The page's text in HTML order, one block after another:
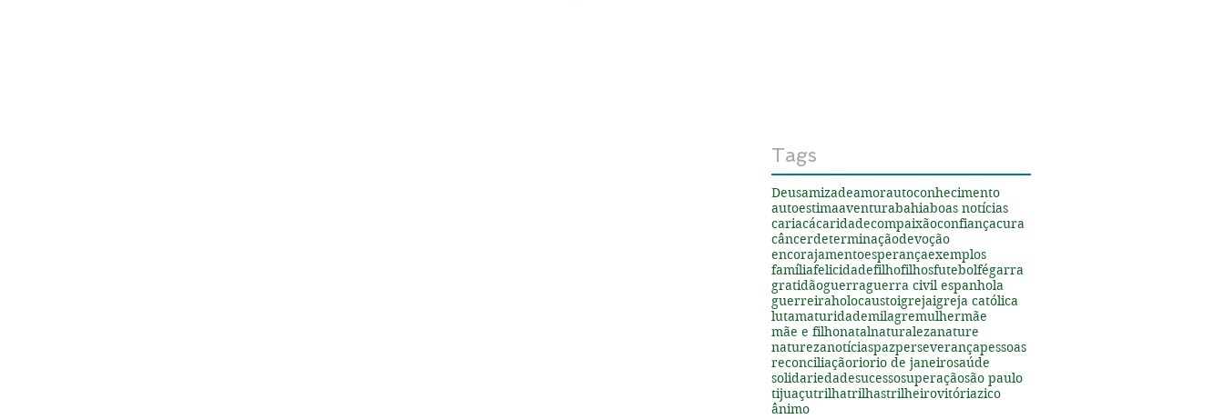
Tags
Deusamizadeamorautoconhecimento
autoestimaaventurabahiaboas notícias
cariacácaridadecompaixãoconfiançacura
câncerdeterminaçãodevoção
encorajamentoesperançaexemplos
famíliafelicidadefilhofilhosfutebolfégarra
gratidãoguerraguerra civil espanhola
guerreiraholocaustoigrejaigreja católica
lutamaturidademilagremulhermãe
mãe e filhonatalnaturalezanature
naturezanotíciaspazperseverançapessoas
reconciliaçãoriorio de janeirosaúde
solidariedadesucessosuperaçãosão paulo
tijuaçutrilhatrilhastrilheirovitóriazico
ânimo